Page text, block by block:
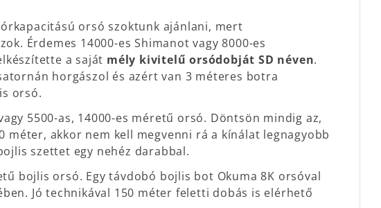
orsó szoktunk ajánlani, mert
Érdemes 14000-es Shimanot vagy 8000-es
a saját mély kivitelű orsódobját SD néven.
horgászol és azért van 3 méteres botra
orsó.
5500-as, 14000-es méretű orsó. Döntsön mindig az,
méter, akkor nem kell megvenni rá a kínálat legnagyobb
szettet egy nehéz darabbal.
bojlis orsó. Egy távdobó bojlis bot Okuma 8K orsóval
Jó technikával 150 méter feletti dobás is elérhető